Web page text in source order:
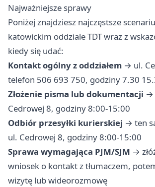
Najważniejsze sprawy
Poniżej znajdziesz najczęstsze
katowickim oddziale TDT wraz z
kiedy się udać:
Kontakt ogólny z oddziałem → ul.
telefon 506 693 750, godziny 7.30
Złożenie pisma lub dokumentacji →
Cedrowej 8, godziny 8:00-15:00
Odbiór przesyłki kurierskiej → ten
ul. Cedrowej 8, godziny 8:00-15:00
Sprawa wymagająca PJM/SJM →
wniosek o kontakt z tłumaczem,
wizytę lub wideorozmowę